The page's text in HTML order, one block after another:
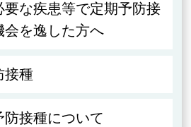
要な疾患等で定期予防接
会を逸した方へ
接種
接種について